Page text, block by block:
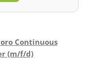
Continuous
(m/f/d)